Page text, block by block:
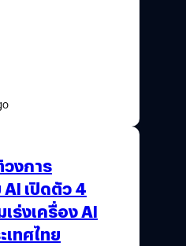
งการ
เปิดตัว 4
ร่งเครื่อง AI
ทศไทย